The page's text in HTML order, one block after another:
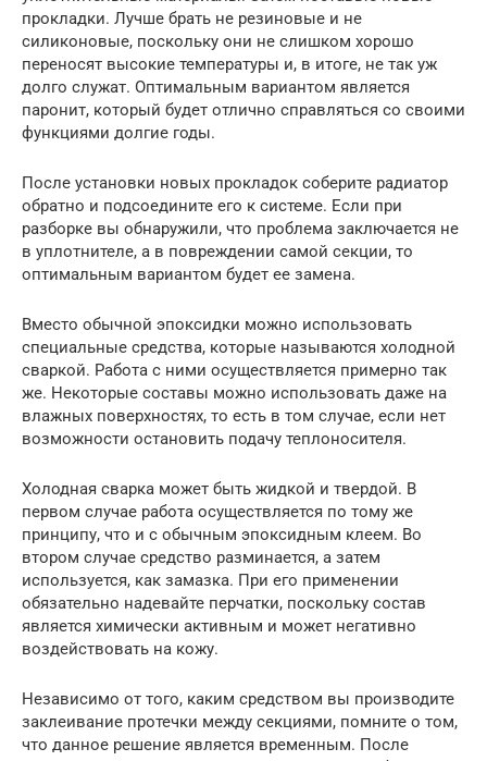
прокладки. Лучше брать не резиновые и не
силиконовые, поскольку они не слишком хорошо
переносят высокие температуры и, в итоге, не так уж
долго служат. Оптимальным вариантом является
паронит, который будет отлично справляться со своими
функциями долгие годы.
После установки новых прокладок соберите радиатор
обратно и подсоедините его к системе. Если при
разборке вы обнаружили, что проблема заключается не
в уплотнителе, а в повреждении самой секции, то
оптимальным вариантом будет ее замена.
Вместо обычной эпоксидки можно использовать
специальные средства, которые называются холодной
сваркой. Работа с ними осуществляется примерно так
же. Некоторые составы можно использовать даже на
влажных поверхностях, то есть в том случае, если нет
возможности остановить подачу теплоносителя.
Холодная сварка может быть жидкой и твердой. В
первом случае работа осуществляется по тому же
принципу, что и с обычным эпоксидным клеем. Во
втором случае средство разминается, а затем
используется, как замазка. При его применении
обязательно надевайте перчатки, поскольку состав
является химически активным и может негативно
воздействовать на кожу.
Независимо от того, каким средством вы производите
заклеивание протечки между секциями, помните о том,
что данное решение является временным. После